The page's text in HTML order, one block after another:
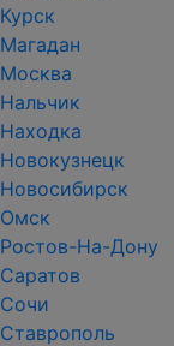
Курск
Магадан
Москва
Нальчик
Находка
Новокузнецк
Новосибирск
Омск
Ростов-На-Дону
Саратов
Сочи
Ставрополь